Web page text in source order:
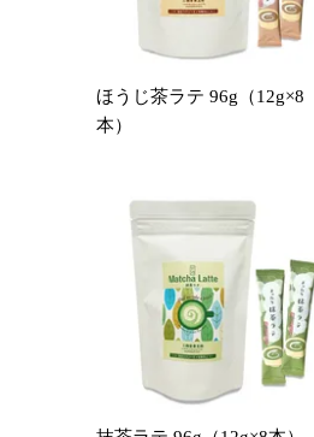
ほうじ茶ラテ 96g（12g×8
本）